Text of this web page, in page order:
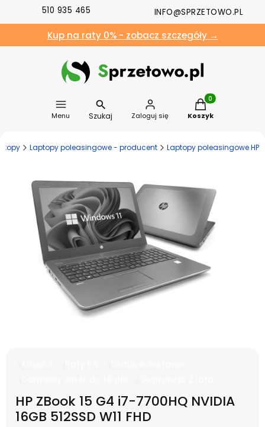
510 935 465 INFO@SPRZETOWO.PL
Kup na raty 0% - zobacz szczegóły →
Menu Szukaj Zaloguj się
Produkty w
Koszyk
Laptopy poleasingowe - producent Laptopy poleasingowe HP
HP ZBook 15 G4 i7-7700HQ NVIDIA
16GB 512SSD W11 FHD